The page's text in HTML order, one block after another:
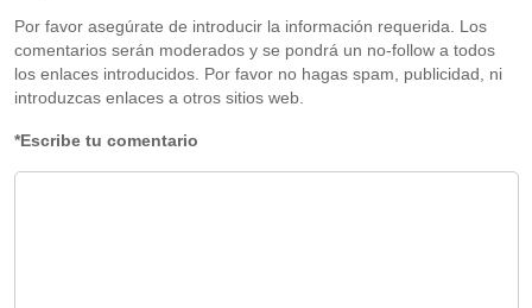
Por favor asegúrate de introducir la información requerida. Los
comentarios serán moderados y se pondrá un no-follow a todos
los enlaces introducidos. Por favor no hagas spam, publicidad, ni
introduzcas enlaces a otros sitios web.
*Escribe tu comentario